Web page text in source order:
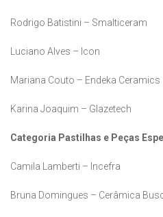
Rodrigo Batistini – Smalticeram
Luciano Alves – Icon
Mariana Couto – Endeka Ceramics
Karina Joaquim – Glazetech
Categoria Pastilhas e Peças
Camila Lamberti – Incefra
Bruna Domingues – Cerâmica